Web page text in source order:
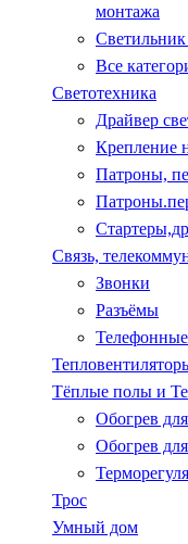
монтажа
Все
Светотехника
Драйвер
Крепление
Патроны,
Связь,
Звонки
Разъёмы
Тёплые полы и
Обогрев
Обогрев
Трос
Умный дом